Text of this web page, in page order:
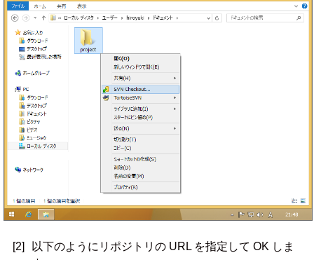
[2]
以下のようにリポジトリの URL を指定して OK しま